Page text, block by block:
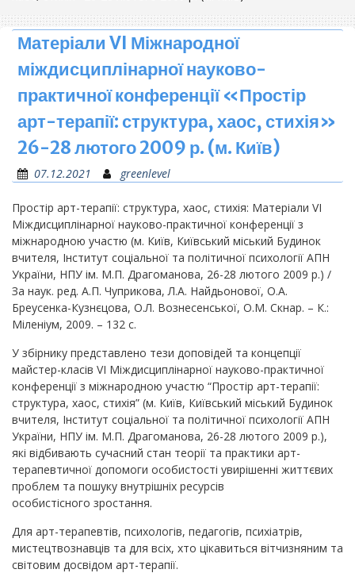
Матеріали VI Міжнародної
міждисциплінарної науково-
практичної конференції «Простір
арт-терапії: структура, хаос, стихія»
26-28 лютого 2009 р. (м. Київ)
07.12.2021 greenlevel
Простір арт-терапії: структура, хаос, стихія: Матеріали VІ
Міждисциплінарної науково-практичної конференції з
міжнародною участю (м. Київ, Київський міський Будинок
вчителя, Інститут соціальної та політичної психології АПН
України, НПУ ім. М.П. Драгоманова, 26-28 лютого 2009 р.) /
За наук. ред. А.П. Чуприкова, Л.А. Найдьонової, О.А.
Бреусенка-Кузнєцова, О.Л. Вознесенської, О.М. Скнар. – К.:
Міленіум, 2009. – 132 с.
У збірнику представлено тези доповідей та концепції
майстер-класів VІ Міждисциплінарної науково-практичної
конференції з міжнародною участю “Простір арт-терапії:
структура, хаос, стихія” (м. Київ, Київський міський Будинок
вчителя, Інститут соціальної та політичної психології АПН
України, НПУ ім. М.П. Драгоманова, 26-28 лютого 2009 р.),
які відбивають сучасний стан теорії та практики арт-
терапевтичної допомоги особистості увирішенні життєвих
проблем та пошуку внутрішніх ресурсів
особистісного зростання.
Для арт-терапевтів, психологів, педагогів, психіатрів,
мистецтвознавців та для всіх, хто цікавиться вітчизняним та
світовим досвідом арт-терапії.